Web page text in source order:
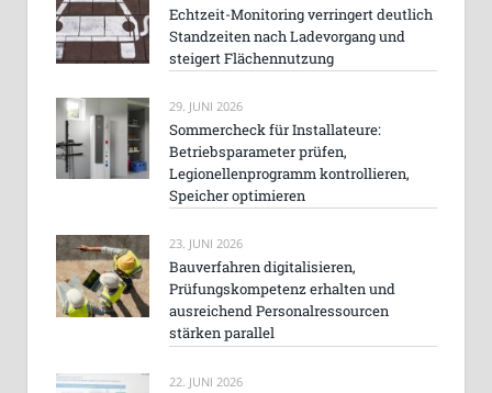
Echtzeit-Monitoring verringert deutlich
Standzeiten nach Ladevorgang und
steigert Flächennutzung
29. JUNI 2026
Sommercheck für Installateure:
Betriebsparameter prüfen,
Legionellenprogramm kontrollieren,
Speicher optimieren
23. JUNI 2026
Bauverfahren digitalisieren,
Prüfungskompetenz erhalten und
ausreichend Personalressourcen
stärken parallel
22. JUNI 2026